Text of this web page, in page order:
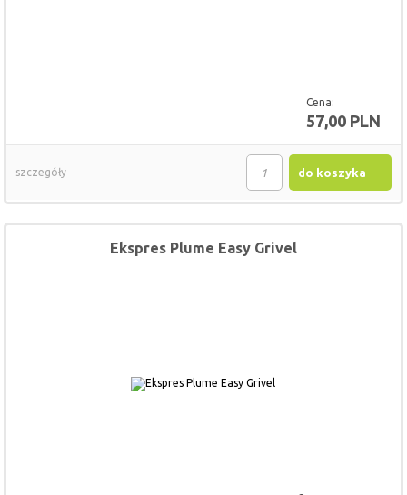
Cena:
57,00 PLN
do koszyka
szczegóły
Ekspres Plume Easy Grivel